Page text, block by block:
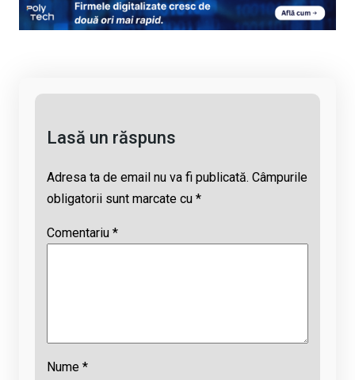
py
Li
ce
b
at
s
e
a
ail
Lasă un răspuns
Adresa ta de email nu va fi publicată. Câmpurile
obligatorii sunt marcate cu *
Comentariu *
Nume *